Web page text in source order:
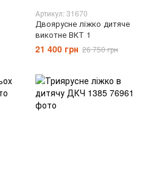
Артикул: 31670
Двоярусне ліжко дитяче
викотне ВКТ 1
21 400 грн 26 750 грн